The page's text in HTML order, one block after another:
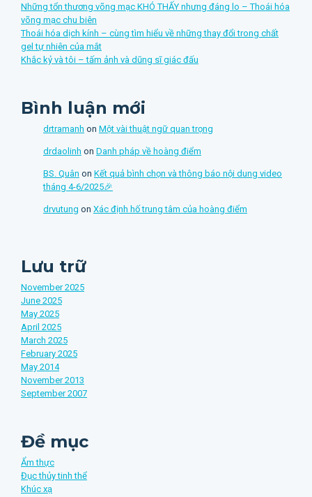
Những tổn thương võng mạc KHÓ THẤY nhưng đáng lo – Thoái hóa
võng mạc chu biên
Thoái hóa dịch kính – cùng tìm hiểu về những thay đổi trong chất
gel tự nhiên của mắt
Khắc kỷ và tôi – tấm ảnh và dũng sĩ giác đấu
Bình luận mới
drtramanh on Một vài thuật ngữ quan trọng
drdaolinh on Danh pháp về hoàng điểm
BS. Quân on Kết quả bình chọn và thông báo nội dung video
tháng 4-6/2025🎉
drvutung on Xác định hố trung tâm của hoàng điểm
Lưu trữ
November 2025
June 2025
May 2025
April 2025
March 2025
February 2025
May 2014
November 2013
September 2007
Đề mục
Ẩm thực
Đục thủy tinh thể
Khúc xạ